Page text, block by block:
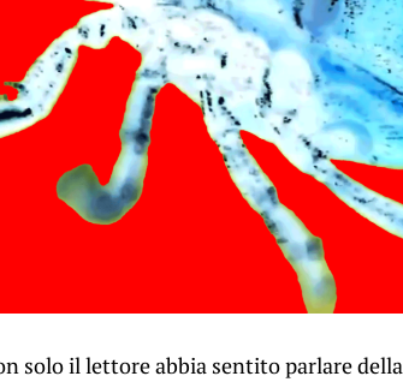
solo il lettore abbia sentito parlare